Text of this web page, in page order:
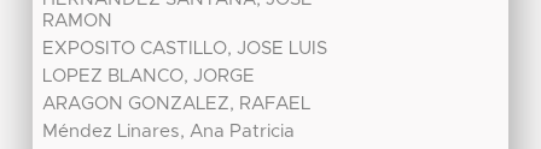
RAMON
EXPOSITO CASTILLO, JOSE LUIS
LOPEZ BLANCO, JORGE
ARAGON GONZALEZ, RAFAEL
Méndez Linares, Ana Patricia